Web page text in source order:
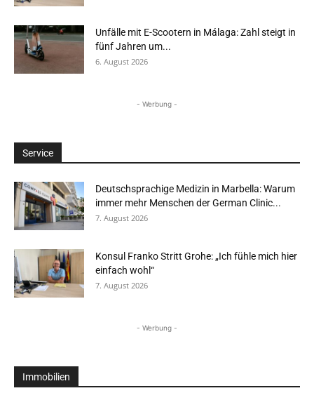
Unfälle mit E-Scootern in Málaga: Zahl steigt in
fünf Jahren um...
6. August 2026
- Werbung -
Service
Deutschsprachige Medizin in Marbella: Warum
immer mehr Menschen der German Clinic...
7. August 2026
Konsul Franko Stritt Grohe: „Ich fühle mich hier
einfach wohl“
7. August 2026
- Werbung -
Immobilien